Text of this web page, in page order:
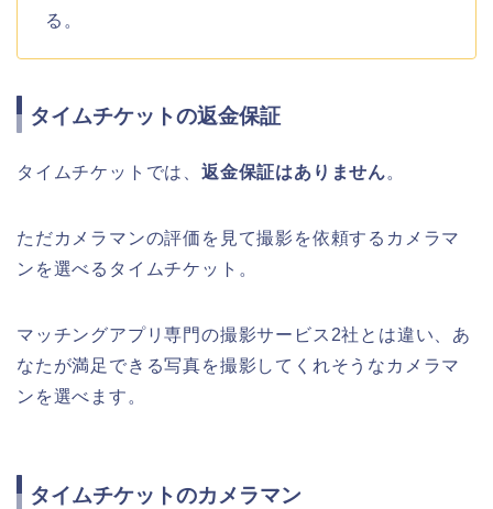
る。
タイムチケットの返金保証
タイムチケットでは、 返金保証はありません。
ただカメラマンの評価を見て撮影を依頼するカメラマ
ンを選べるタイムチケット。
マッチングアプリ専門の撮影サービス2社とは違い、あ
なたが満足できる写真を撮影してくれそうなカメラマ
ンを選べます。
タイムチケットのカメラマン